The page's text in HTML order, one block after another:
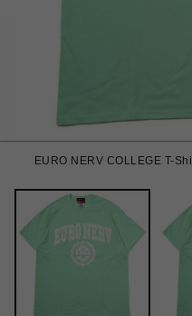
EURO NERV COLLEGE T-